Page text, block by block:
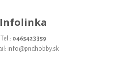
Infolinka
Tel.: 0465423359
info@pndhobby.sk